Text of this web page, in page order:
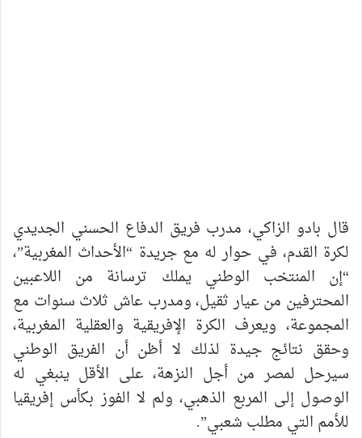
قال بادو الزاكي، مدرب فريق الدفاع الحسني الجديدي
لكرة القدم، في حوار له مع جريدة “الأحداث المغربية”،
“إن المنتخب الوطني يملك ترسانة من اللاعبين
المحترفين من عيار ثقيل، ومدرب عاش ثلاث سنوات مع
المجموعة، ويعرف الكرة الإفريقية والعقلية المغربية،
وحقق نتائج جيدة لذلك لا أظن أن الفريق الوطني
سيرحل لمصر من أجل النزهة، على الأقل ينبغي له
الوصول إلى المربع الذهبي، ولم لا الفوز بكأس إفريقيا
للأمم التي مطلب شعبي”.